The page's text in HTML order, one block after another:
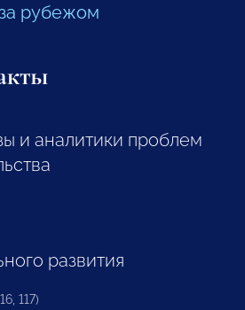
рубежом
и аналитики проблем
развития
117)